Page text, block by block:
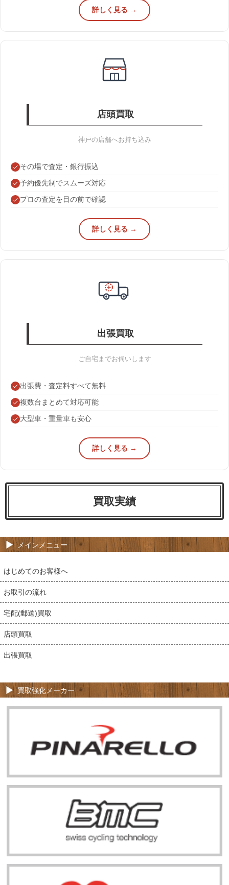
詳しく見る →
店頭買取
神戸の店舗へお持ち込み
その場で査定・銀行振込
予約優先制でスムーズ対応
プロの査定を目の前で確認
詳しく見る →
出張買取
ご自宅までお伺いします
出張費・査定料すべて無料
複数台まとめて対応可能
大型車・重量車も安心
詳しく見る →
買取実績
メインメニュー
はじめてのお客様へ
お取引の流れ
宅配(郵送)買取
店頭買取
出張買取
買取強化メーカー